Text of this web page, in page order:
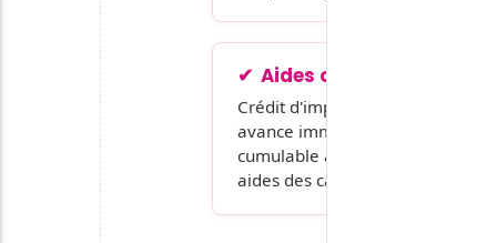
Aides optimisées
Crédit d'impôt 50 % avec
avance immédiate,
cumulable avec l'APA et les
aides des caisses de retraite.